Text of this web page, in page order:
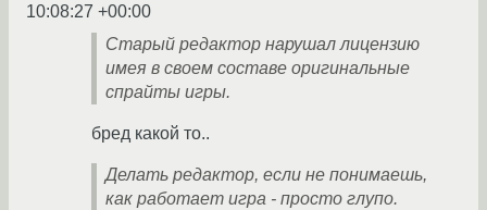
10:08:27 +00:00
Старый редактор нарушал лицензию
имея в своем составе оригинальные
спрайты игры.
бред какой то..
Делать редактор, если не понимаешь,
как работает игра - просто глупо.